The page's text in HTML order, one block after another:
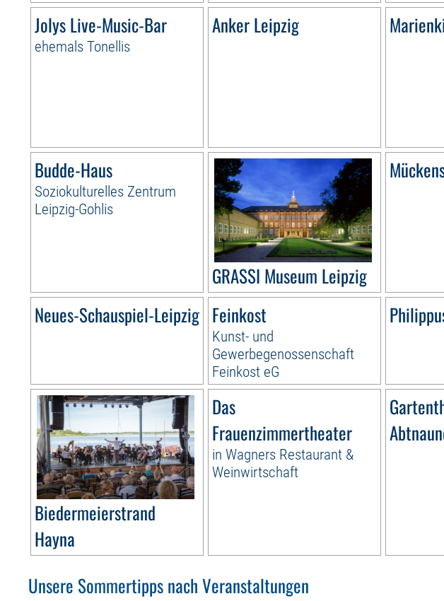
Jolys Live-Music-Bar
ehemals Tonellis
Anker Leipzig
Budde-Haus
Soziokulturelles Zentrum
Leipzig-Gohlis
GRASSI Museum Leipzig
Neues-Schauspiel-Leipzig Feinkost
Kunst- und
Gewerbegenossenschaft
Feinkost eG
Biedermeierstrand
Hayna
Das
Frauenzimmertheater
in Wagners Restaurant &
Weinwirtschaft
Unsere Sommertipps nach Veranstaltungen